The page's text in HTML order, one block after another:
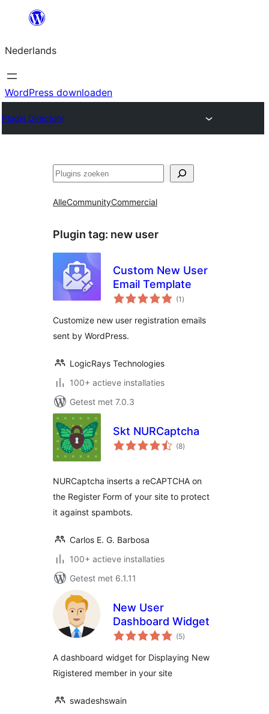
de
inhoud
Nederlands
WordPress downloaden
Plugin Directory
Zoeken
AlleCommunityCommercial
Plugin tag: new user
Custom New User
Email Template
(1 totaal
waarderingen
)
Customize new user registration emails
sent by WordPress.
LogicRays Technologies
100+ actieve installaties
Getest met 7.0.3
Skt NURCaptcha
(8totaal
waarderingen
)
NURCaptcha inserts a reCAPTCHA on
the Register Form of your site to protect
it against spambots.
Carlos E. G. Barbosa
100+ actieve installaties
Getest met 6.1.11
New User
Dashboard Widget
(5totaal
waarderingen
)
A dashboard widget for Displaying New
Rigistered member in your site
swadeshswain